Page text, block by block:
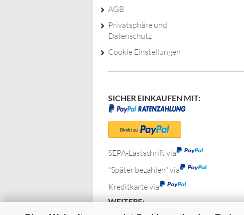
AGB
Privatsphäre und
Datenschutz
Cookie Einstellungen
SICHER EINKAUFEN MIT:
SEPA-Lastschrift via
"Später bezahlen" via
Kreditkarte via
WEITERE:
Vorkasse per Überweisung